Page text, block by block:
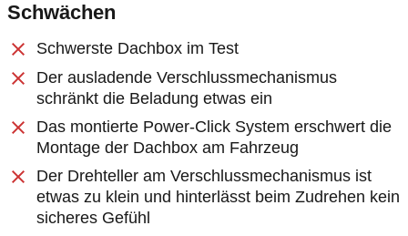
Schwächen
Schwerste Dachbox im Test
Der ausladende Verschlussmechanismus
schränkt die Beladung etwas ein
Das montierte Power-Click System erschwert die
Montage der Dachbox am Fahrzeug
Der Drehteller am Verschlussmechanismus ist
etwas zu klein und hinterlässt beim Zudrehen kein
sicheres Gefühl